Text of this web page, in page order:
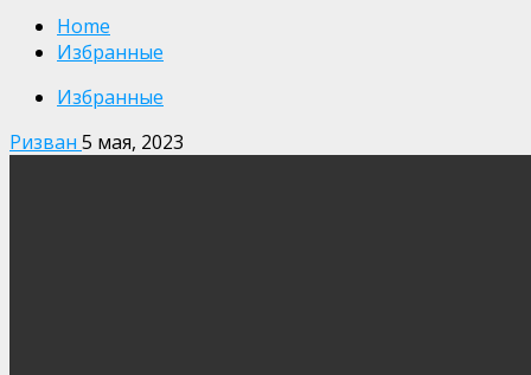
Home
Избранные
Избранные
Ризван 5 мая, 2023